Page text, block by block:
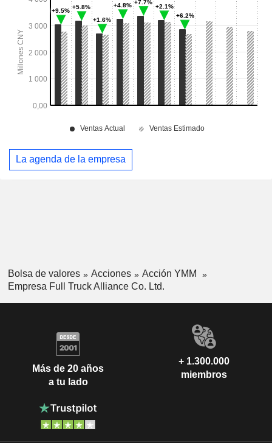
La agenda de la empresa
Bolsa de valores Acciones
Acción YMM
Empresa Full Truck Alliance Co. Ltd.
Más de 20 años
a tu lado
+ 1.300.000
miembros